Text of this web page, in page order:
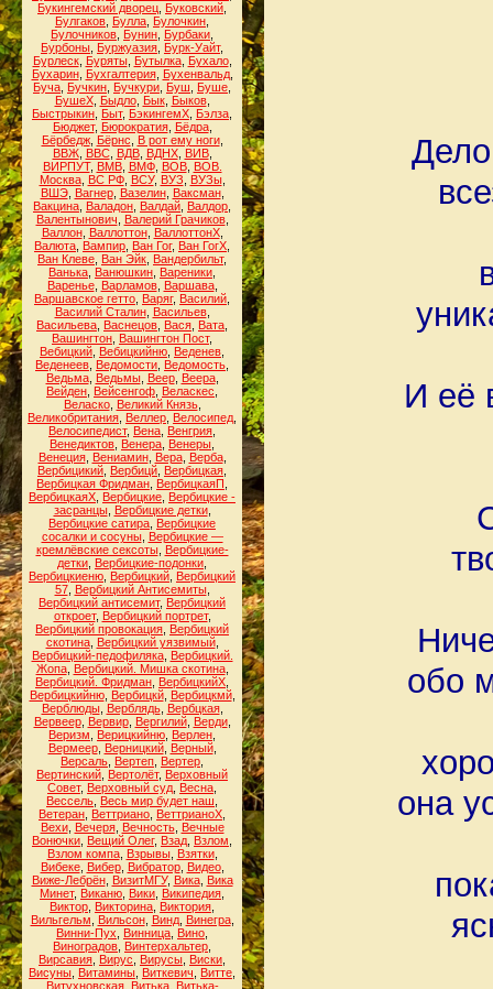
Букингемский дворец Буковский
Булгаков Булла Булочкин
Булочников Бунин Бурбаки
Бурбоны Буржуазия Бурк-Уайт,
Бурлеск, Буряты, Бутылка, Бухало,
Бухарин, Бухгалтерия, Бухенвальд,
Буча Бучкин Бучкури Буш Буше
БушеХ, Быдло, Бык, Быков,
Быстрыкин Быт, БэкингемХ Бэлза
Бюджет, Бюрократия, Бёдра,
Бёрбедж, Бёрнс В рот ему ноги,
ВВЖ, ВВС, ВДВ, ВДНХ, ВИВ,
ВИРПУТ, ВМВ, ВМФ, ВОВ, ВОВ.
Москва, ВС РФ, ВСУ, ВУЗ ВУЗы,
ВШЭ, Вагнер, Вазелин, Ваксман,
Вакцина Валадон Валдай Валдор
Валентынович
Валерий Грачиков,
Валлон, Валлоттон, ВаллоттонХ,
Валюта Вампир Ван Гог, Ван ГогХ
Ван Клеве Ван Эйк Вандербильт,
Ванька Ванюшкин Вареники
Варенье, Варламов, Варшава,
Варшавское гетто Варяг, Василий
Василий Сталин, Васильев,
Васильева Васнецов Вася Вата
Вашингтон Вашингтон Пост,
Вебицкий Вебицкийню Веденев
Веденеев Ведомости Ведомость
Ведьма, Ведьмы, Веер, Веера,
Вейден Вейсенгоф Веласкес
Веласко, Великий Князь,
Великобритания Веллер Велосипед
Велосипедист, Вена Венгрия
Венедиктов Венера Венеры
Венеция, Вениамин, Вера, Верба,
Вербицикий Вербицй Вербицкая
Вербицкая Фридман ВербицкаяП
ВербицкаяХ Вербицкие Вербицкие -
засранцы, Вербицкие детки,
Вербицкие сатира Вербицкие
сосалки и сосуны, Вербицкие —
кремлёвские сексоты, Вербицкие-
детки Вербицкие-подонки
Вербицкиеню Вербицкий Вербицкий
57, Вербицкий Антисемиты,
Вербицкий антисемит, Вербицкий
откроет, Вербицкий портрет,
Вербицкий провокация Вербицкий
скотина, Вербицкий уязвимый,
Вербицкий-педофиляка, Вербицкий.
Жопа, Вербицкий. Мишка скотина,
Вербицкий. Фридман ВербицкийХ
Вербицкийню, Вербицкй, Вербицкмй,
Верблюды, Верблядь, Вербцкая,
Вервеер, Вервир, Вергилий, Верди,
Веризм
Верицкийню Верлен
Вермеер, Верницкий, Верный,
Версаль Вертеп Вертер
Вертинский Вертолёт, Верховный
Совет, Верховный суд Весна
Вессель Весь мир будет наш
Ветеран Веттриано ВеттрианоХ
Вехи, Вечеря, Вечность, Вечные
Вонючки Вещий Олег, Взад Взлом
Взлом компа, Взрывы, Взятки,
Вибеке, Вибер, Вибратор, Видео,
Виже-Лебрён, ВизитМГУ, Вика, Вика
Минет, Виканю Вики Википедия
Виктор Викторина Виктория
Вильгельм
Вильсон, Винд, Винегра,
Винни-Пух
Винница Вино
Виноградов Винтерхальтер
Вирсавия Вирус Вирусы Виски
Висуны Витамины Виткевич Витте
Витухновская, Витька, Витька-
И её
обо
она